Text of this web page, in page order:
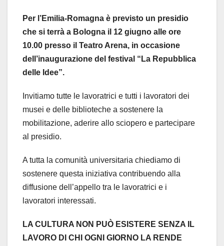
Per l’Emilia-Romagna è previsto un presidio
che si terrà a Bologna il 12 giugno alle ore
10.00 presso il Teatro Arena, in occasione
dell’inaugurazione del festival “La Repubblica
delle Idee”.
Invitiamo tutte le lavoratrici e tutti i lavoratori dei
musei e delle biblioteche a sostenere la
mobilitazione, aderire allo sciopero e partecipare
al presidio.
A tutta la comunità universitaria chiediamo di
sostenere questa iniziativa contribuendo alla
diffusione dell’appello tra le lavoratrici e i
lavoratori interessati.
LA CULTURA NON PUÒ ESISTERE SENZA IL
LAVORO DI CHI OGNI GIORNO LA RENDE